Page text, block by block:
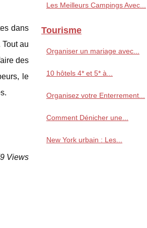
dans
au
des
le
Views
Les Meilleurs Campings Avec...
Tourisme
Organiser un mariage avec...
10 hôtels 4* et 5* à...
Organisez votre Enterrement...
Comment Dénicher une...
New York urbain : Les...